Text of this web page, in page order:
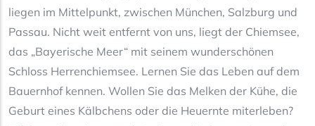
liegen im Mittelpunkt, zwischen München, Salzburg und
Passau. Nicht weit entfernt von uns, liegt der Chiemsee,
das „Bayerische Meer“ mit seinem wunderschönen
Schloss Herrenchiemsee. Lernen Sie das Leben auf dem
Bauernhof kennen. Wollen Sie das Melken der Kühe, die
Geburt eines Kälbchens oder die Heuernte miterleben?